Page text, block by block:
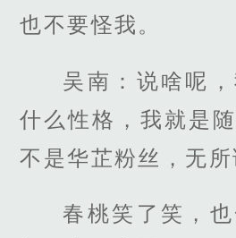
也不要怪我。
吴南：说啥呢
什么性格，我就是
不是华芷粉丝，无所
春桃笑了笑，